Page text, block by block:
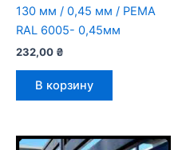
130 мм / 0,45 мм / РЕМА
RAL 6005- 0,45мм
232,00 ₴
В корзину